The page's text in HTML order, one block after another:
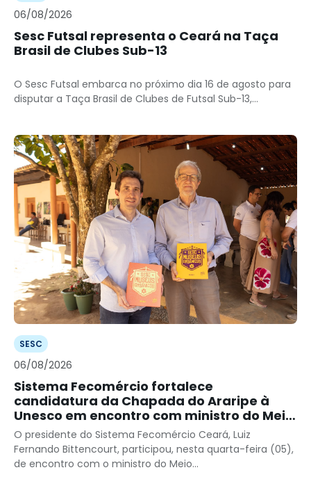
06/08/2026
Sesc Futsal representa o Ceará na Taça
Brasil de Clubes Sub-13
O Sesc Futsal embarca no próximo dia 16 de agosto para
disputar a Taça Brasil de Clubes de Futsal Sub-13,...
SESC
06/08/2026
Sistema Fecomércio fortalece
candidatura da Chapada do Araripe à
Unesco em encontro com ministro do Meio
Ambiente
O presidente do Sistema Fecomércio Ceará, Luiz
Fernando Bittencourt, participou, nesta quarta-feira (05),
de encontro com o ministro do Meio...